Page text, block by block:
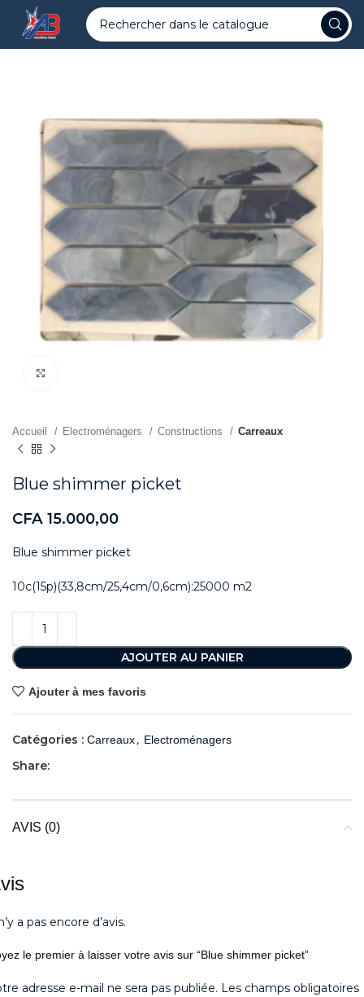
Accueil Electroménagers Constructions Carreaux
Blue shimmer picket
CFA 15.000,00
Blue shimmer picket
10c(15p)(33,8cm/25,4cm/0,6cm):25000 m2
AJOUTER AU PANIER
Ajouter à mes favoris
Catégories : Carreaux, Electroménagers
Share:
AVIS (0)
a pas encore d’avis.
le premier à laisser votre avis sur “Blue shimmer picket”
adresse e-mail ne sera pas publiée. Les champs obligatoires